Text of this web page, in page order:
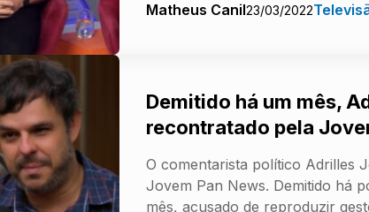
Matheus Canil23/03/2022
Demitido há um mês,
recontratado pela
O comentarista político Adrilles
Jovem Pan News. Demitido há
mês, acusado de reproduzir